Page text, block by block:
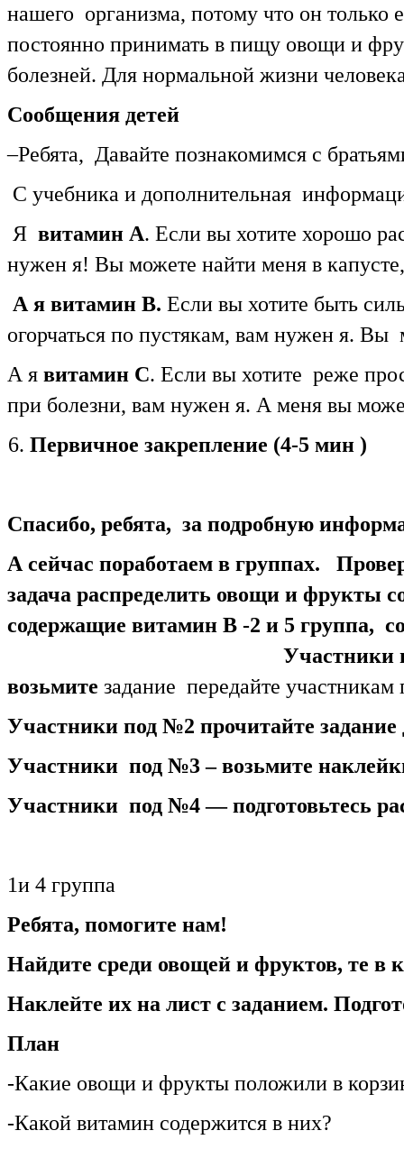
нашего организма, потому что он только
постоянно принимать в пищу овощи и
болезней. Для нормальной жизни
Сообщения детей
–Ребята, Давайте познакомимся с
С учебника и дополнительная
Я витамин А. Если вы хотите хорошо
нужен я! Вы можете найти меня в
А я витамин В. Если вы хотите быть
огорчаться по пустякам, вам нужен я. Вы
А я витамин С. Если вы хотите реже
при болезни, вам нужен я. А меня вы
Первичное закрепление (4-5 мин )
Спасибо, ребята, за подробную
А сейчас поработаем в группах.
задача распределить овощи и фрукты
содержащие витамин В -2 и 5
Участники
возьмите задание передайте
Участники под №2 прочитайте задание
Участники под №3 – возьмите
Участники под №4 — подготовьтесь
1и 4 группа
Ребята, помогите нам!
Найдите среди овощей и фруктов, те в
Наклейте их на лист с заданием.
План
-Какие овощи и фрукты положили в
-Какой витамин содержится в них?